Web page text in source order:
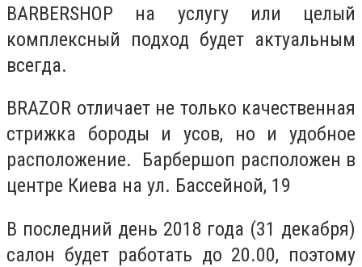
BARBERSHOP на услугу или целый
комплексный подход будет актуальным
всегда.
BRAZOR отличает не только качественная
стрижка бороды и усов, но и удобное
расположение. Барбершоп расположен в
центре Киева на ул. Бассейной, 19
В последний день 2018 года (31 декабря)
салон будет работать до 20.00, поэтому